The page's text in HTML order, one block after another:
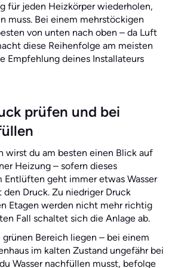
für jeden Heizkörper wiederholen,
muss. Bei einem mehrstöckigen
von unten nach oben – da Luft
diese Reihenfolge am meisten
Empfehlung deines Installateurs
prüfen und bei
wirst du am besten einen Blick auf
Heizung – sofern dieses
Entlüften geht immer etwas Wasser
den Druck. Zu niedriger Druck
Etagen werden nicht mehr richtig
Fall schaltet sich die Anlage ab.
Bereich liegen – bei einem
im kalten Zustand ungefähr bei
Wasser nachfüllen musst, befolge